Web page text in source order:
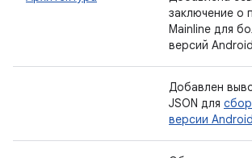
заключение о
Mainline для
версий
Добавлен
JSON для
версии